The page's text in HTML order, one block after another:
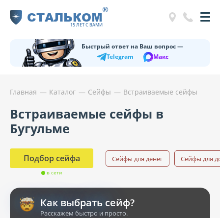
СТАЛЬКОМ
15 ЛЕТ С ВАМИ
®
Быстрый ответ на Ваш вопрос —
Telegram
Макс
Главная Каталог Сейфы Встраиваемые сейфы
Встраиваемые сейфы в
Бугульме
Подбор сейфа
в сети
Сейфы для денег Сейфы для
Как выбрать сейф?
Расскажем быстро и просто.